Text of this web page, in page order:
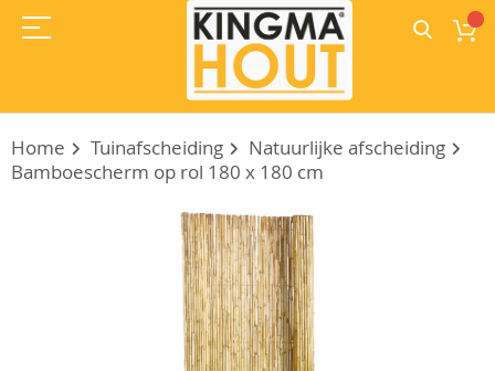
Home Tuinafscheiding
Natuurlijke afscheiding
Bamboescherm op rol 180 x 180 cm